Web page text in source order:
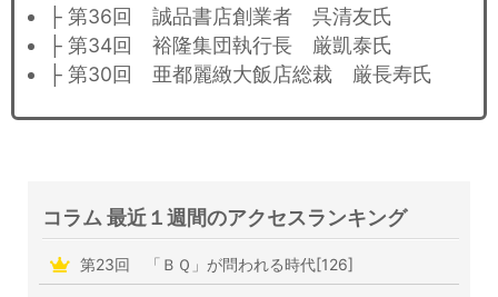
├ 第36回 誠品書店創業者 呉清友氏
├ 第34回 裕隆集団執行長 厳凱泰氏
├ 第30回 亜都麗緻大飯店総裁 厳長寿氏
コラム 最近１週間のアクセスランキング
第23回 「ＢＱ」が問われる時代[126]